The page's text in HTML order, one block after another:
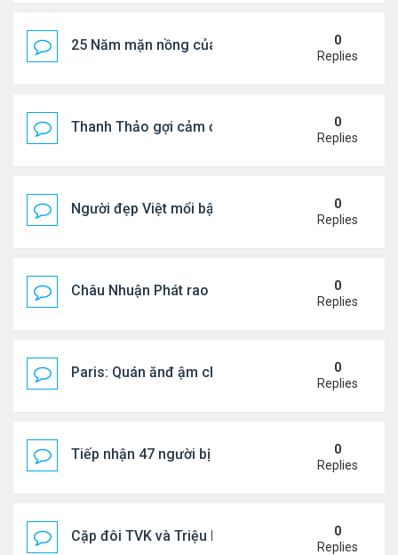
25 Năm mặn nồng của 'Điệp viên 007'
0
Replies
Thanh Thảo gợi cảm ở tuổi 49
0
Replies
Người đẹp Việt mổi bật giữa dàn sao châu Á
0
Replies
Châu Nhuận Phát rao bán tài sản
0
Replies
Paris: Quán ănđ ậm chất Việt đông kín khách chờ
0
Replies
Tiếp nhận 47 người bị Mỹ trục xuất, Công an
0
Replies
Cặp đôi TVK và Triệu Mẫn được yêu thích nhất
0
Replies